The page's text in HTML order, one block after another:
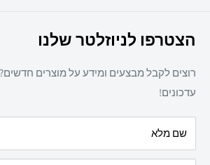
חד פעמי
מזון
מאמרים
תקנון אתר
מדיניות פרטיות
מדיניות החזרת מוצרים
הצטרפו לניוזלטר שלנו
רוצים לקבל מבצעים ומידע על מוצרים
עדכונים!
שם מלא